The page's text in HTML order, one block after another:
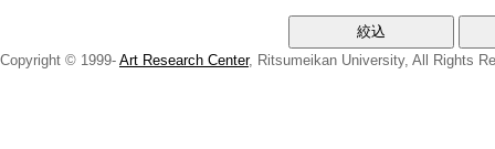
Copyright © 1999- Art Research Center, Ritsumeikan University, All Rights